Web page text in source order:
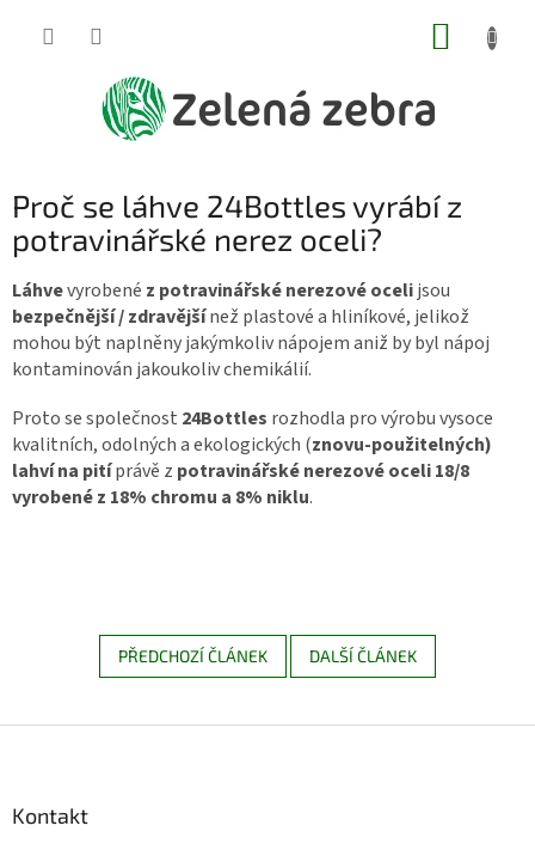
Proč se láhve 24Bottles vyrábí z
potravinářské nerez oceli?
Láhvevyrobené z potravinářské nerezové ocelijsou
bezpečnější / zdravějšínež plastové a hliníkové, jelikož
mohou být naplněny jakýmkoliv nápojem aniž by byl nápoj
kontaminován jakoukoliv chemikálií.
Proto se společnost 24Bottles rozhodla pro výrobu vysoce
kvalitních, odolných a ekologických (znovu-použitelných)
lahví na pitíprávě z potravinářské nerezové oceli 18/8
vyrobené z 18% chromu a 8% niklu.
PŘEDCHOZÍ ČLÁNEK DALŠÍ ČLÁNEK
Kontakt